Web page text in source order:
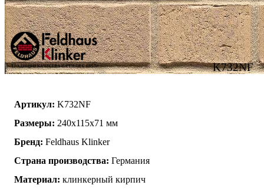
K732NF
Артикул: K732NF
Размеры: 240х115х71 мм
Бренд: Feldhaus Klinker
Страна производства: Германия
Материал: клинкерный кирпич